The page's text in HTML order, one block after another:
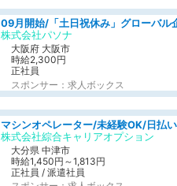
株式会社パソナ
大阪府 大阪市
時給2,300円
正社員
スポンサー：求人ボックス
株式会社綜合キャリアオプション
大分県 中津市
時給1,450円～1,813円
正社員 / 派遣社員